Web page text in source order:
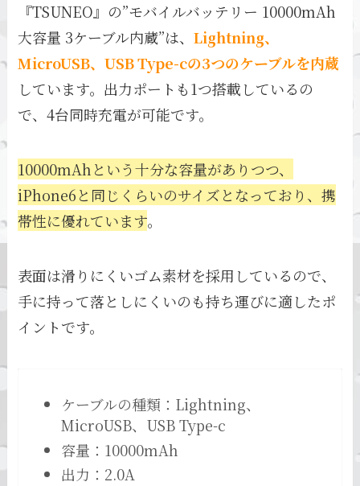
『TSUNEO』の”モバイルバッテリー 10000mAh
大容量 3ケーブル内蔵”は、Lightning、
MicroUSB、USB Type-cの3つのケーブルを内蔵
しています。出力ポートも1つ搭載しているの
で、4台同時充電が可能です。
10000mAhという十分な容量がありつつ、
iPhone6と同じくらいのサイズとなっており、携
帯性に優れています。
表面は滑りにくいゴム素材を採用しているので、
手に持って落としにくいのも持ち運びに適したポ
イントです。
ケーブルの種類：Lightning、
MicroUSB、USB Type-c
容量：10000mAh
出力：2.0A